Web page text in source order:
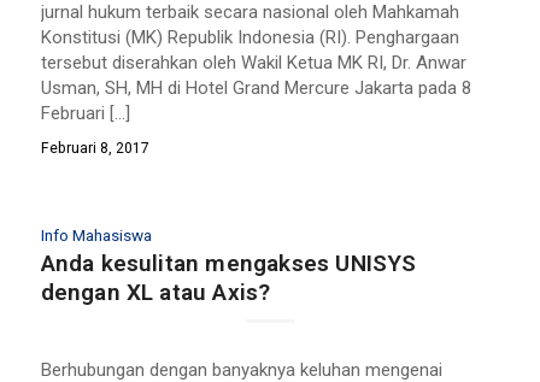
jurnal hukum terbaik secara nasional oleh Mahkamah
Konstitusi (MK) Republik Indonesia (RI). Penghargaan
tersebut diserahkan oleh Wakil Ketua MK RI, Dr. Anwar
Usman, SH, MH di Hotel Grand Mercure Jakarta pada 8
Februari […]
Februari 8, 2017
Info Mahasiswa
Anda kesulitan mengakses UNISYS
dengan XL atau Axis?
Berhubungan dengan banyaknya keluhan mengenai